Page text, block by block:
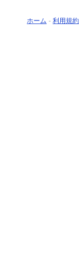
ホーム - 利用規約